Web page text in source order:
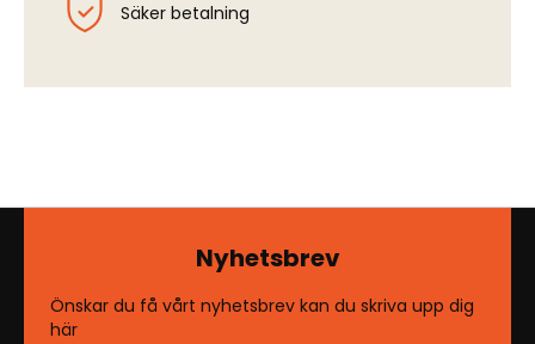
Säker betalning
Nyhetsbrev
Önskar du få vårt nyhetsbrev kan du skriva upp dig
här